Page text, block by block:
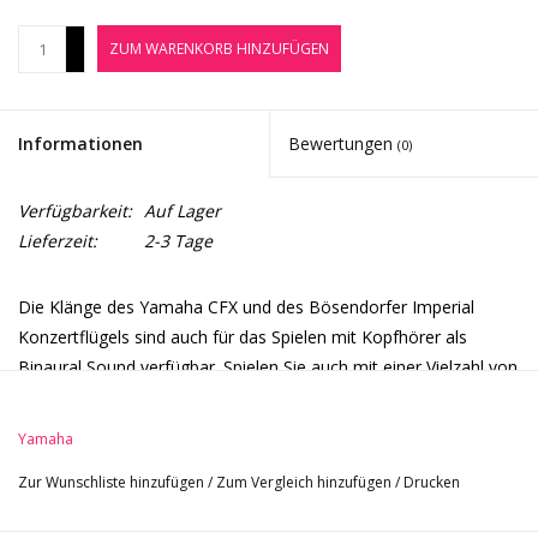
Jobbörse
Marken
ZUM WARENKORB HINZUFÜGEN
Informationen Bewertungen (0)
Verfügbarkeit: Auf Lager
Lieferzeit:
2-3 Tage
Die Klänge des Yamaha CFX und des Bösendorfer Imperial
Konzertflügels sind auch für das Spielen mit Kopfhörer als
Binaural Sound verfügbar. Spielen Sie auch mit einer Vielzahl von
Alle Infos im Überblick:
Yamaha
Zur Wunschliste hinzufügen / Zum Vergleich hinzufügen / Drucken